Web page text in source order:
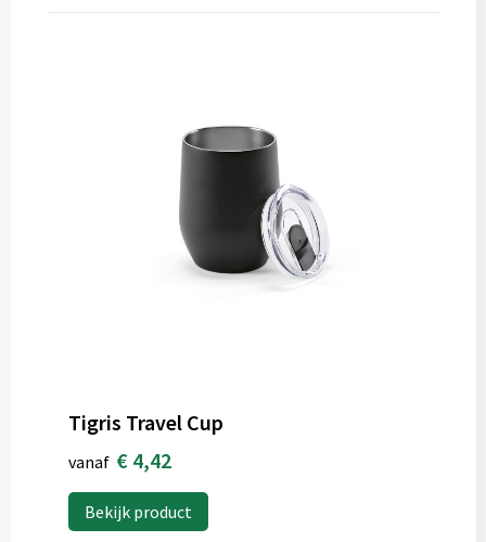
Tigris Travel Cup
vanaf € 4,42
Bekijk product